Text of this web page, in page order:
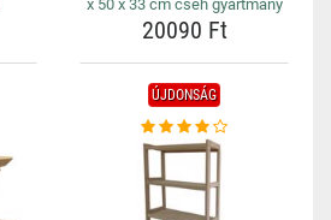
x 50 x 33 cm cseh gyártmány
20090 Ft
ÚJDONSÁG